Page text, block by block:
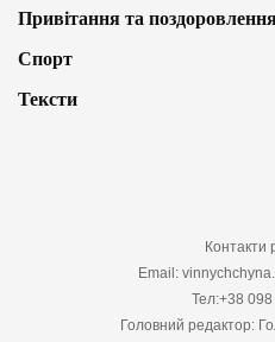
Привітання та
Спорт
Тексти
Контакти
Email:
Тел:+38
Головний редактор: